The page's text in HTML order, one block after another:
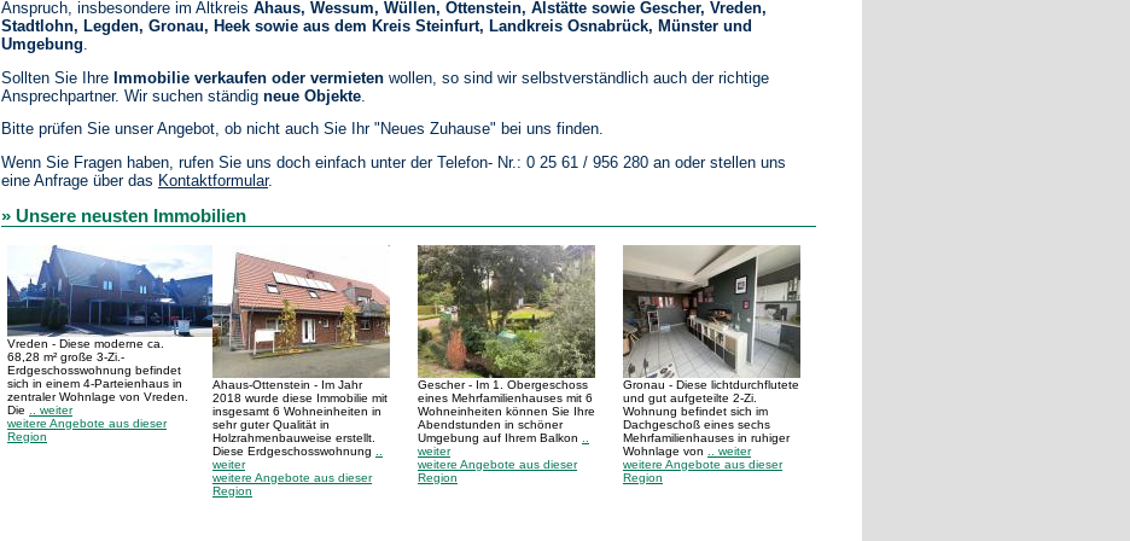
Anspruch, insbesondere im Altkreis Ahaus, Wessum, Wüllen, Ottenstein, Alstätte sowie Gescher, Vreden,
Stadtlohn, Legden, Gronau, Heek sowie aus dem Kreis Steinfurt, Landkreis Osnabrück, Münster und
Umgebung
Sollten Sie Ihre Immobilie verkaufen oder vermieten wollen, so sind wir selbstverständlich auch der richtige
Ansprechpartner. Wir suchen ständig neue Objekte
Bitte prüfen Sie unser Angebot, ob nicht auch Sie Ihr "Neues Zuhause" bei uns finden.
Wenn Sie Fragen haben, rufen Sie uns doch einfach unter der Telefon- Nr.: 0 25 61 / 956 280 an oder stellen uns
eine Anfrage über das Kontaktformular.
» Unsere neusten Immobilien
Vreden - Diese moderne ca.
68,28 m² große 3-Zi.-
Erdgeschosswohnung befindet
sich in einem 4-Parteienhaus in
zentraler Wohnlage von Vreden.
Die
.. weiter
weitere Angebote aus dieser
Region
Ahaus-Ottenstein - Im Jahr
2018 wurde diese Immobilie mit
insgesamt 6 Wohneinheiten in
sehr guter Qualität in
Holzrahmenbauweise erstellt.
Diese Erdgeschosswohnung
weiter
weitere Angebote aus dieser
Region
Gescher - Im 1. Obergeschoss
eines Mehrfamilienhauses mit 6
Wohneinheiten können Sie Ihre
Abendstunden in schöner
Umgebung auf Ihrem Balkon
weiter
weitere Angebote aus dieser
Region
Gronau - Diese lichtdurchflutete
und gut aufgeteilte 2-Zi.
Wohnung befindet sich im
Dachgeschoß eines sechs
Mehrfamilienhauses in ruhiger
Wohnlage von
.. weiter
weitere Angebote aus dieser
Region